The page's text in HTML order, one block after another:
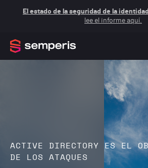
El estado de la seguridad de la
lee el informe aquí.
ACTIVE DIRECTORY ES EL
DE LOS ATAQUES